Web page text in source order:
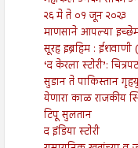
२६ मे ते ०१ जून २०२३
माणसाने आपल्या
सूरह इब्रहिम :
‘द केरला स्टोरी’:
सुडान ते पाकिस्तान
येणारा काळ राजकीय
टिपू सुलतान
द इंडिया स्टोरी